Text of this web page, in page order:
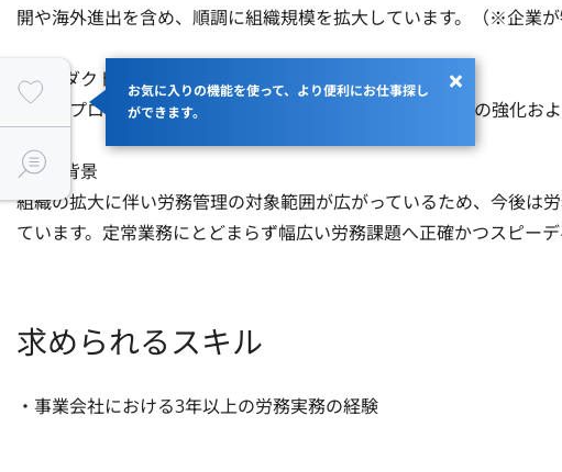
お気に入りの機能を使って、より便利にお仕事探し
ができます。
開や海外進出を含め、順調に組織規模を拡大しています。（※企業
■プロダクトについて
特定のプロダクト開発ではなく、自社内の人事・労務基盤の強化お
■募集背景
組織の拡大に伴い労務管理の対象範囲が広がっているため、今後は
ています。定常業務にとどまらず幅広い労務課題へ正確かつスピー
求められるスキル
・事業会社における3年以上の労務実務の経験